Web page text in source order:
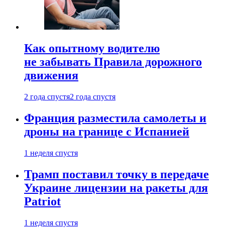
Как опытному водителю
не забывать Правила дорожного
движения
2 года спустя2 года спустя
Франция разместила самолеты и
дроны на границе с Испанией
1 неделя спустя
Трамп поставил точку в передаче
Украине лицензии на ракеты для
Patriot
1 неделя спустя